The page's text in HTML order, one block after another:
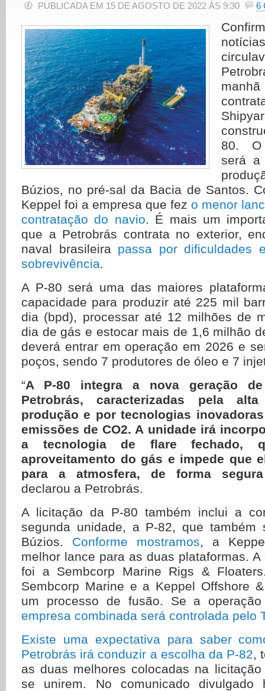
PUBLICADA EM 15 DE AGOSTO DE 2022 ÀS 9:30 6
80. O
será a
Búzios, no pré-sal da Bacia de Santos.
Keppel foi a empresa que fez o menor
contratação do navio. É mais um
que a Petrobrás contrata no exterior,
naval brasileira passa por dificuldades
sobrevivência.
A P-80 será uma das maiores
capacidade para produzir até 225 mil
dia (bpd), processar até 12 milhões de
dia de gás e estocar mais de 1,6 milhão
deverá entrar em operação em 2026 e
poços, sendo 7 produtores de óleo e 7
“A P-80 integra a nova geração
Petrobrás, caracterizadas pela
produção e por tecnologias
emissões de CO2. A unidade irá
a tecnologia de flare fechado,
aproveitamento do gás e impede que
para a atmosfera, de forma
declarou a Petrobrás.
A licitação da P-80 também inclui a
segunda unidade, a P-82, que também
Búzios. Conforme mostramos, a
melhor lance para as duas plataformas.
foi a Sembcorp Marine Rigs &
Sembcorp Marine e a Keppel Offshore
um processo de fusão. Se a
empresa combinada será controlada pelo
Existe uma expectativa para saber
Petrobrás irá conduzir a escolha da P-82,
as duas melhores colocadas na
se unirem. No comunicado divulgado